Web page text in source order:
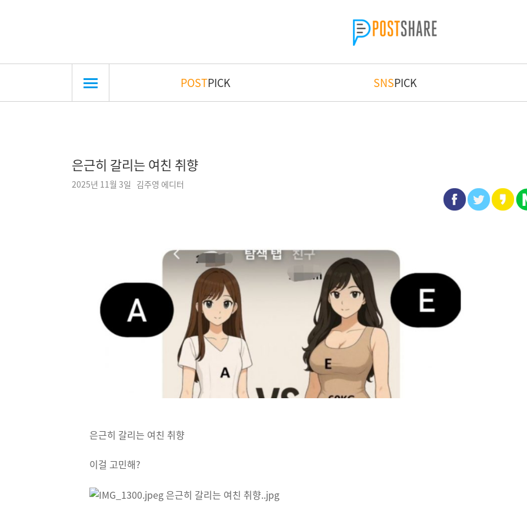
POSTPICK SNSPICK
은근히 갈리는 여친 취향
2025년 11월 3일 김주영 에디터
은근히 갈리는 여친 취향
이걸 고민해?